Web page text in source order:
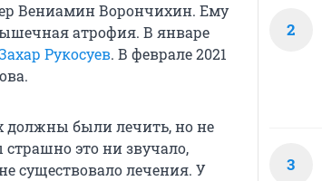
Вениамин Ворончихин. Ему
атрофия. В январе
Рукосуев. В феврале 2021
должны были лечить, но не
это ни звучало,
существовало лечения. У
2
3